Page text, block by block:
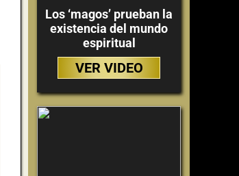
Los ‘magos’ prueban la
existencia del mundo
espiritual
VER VIDEO